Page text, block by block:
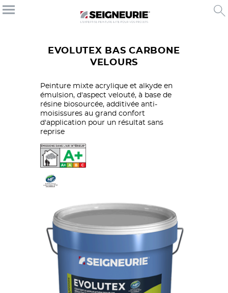
EVOLUTEX BAS CARBONE
VELOURS
Peinture mixte acrylique et alkyde en
émulsion, d'aspect velouté, à base de
résine biosourcée, additivée anti-
moisissures au grand confort
d'application pour un résultat sans
reprise